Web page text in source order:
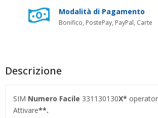
Modalità di Pagamento
Bonifico, PostePay, PayPal, Carte
Descrizione
SIM Numero Facile 331130130X*
Attivare**.